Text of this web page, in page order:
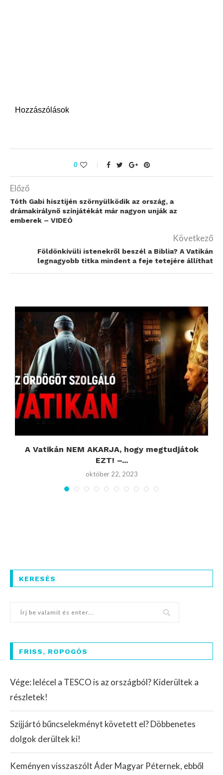
Hozzászólások
0
Előző
Tóth Gabi hisztijén szörnyülködik az ország, a
drámakirálynő színjátékát már nagyon unják az
emberek – VIDEÓ
Következő
Földönkívüli istenekről beszél a Biblia? A Vatikán
legnagyobb titka mindent a feje tetejére állíthat
A Vatikán NEM AKARJA, hogy megtudjátok
EZT! –...
október 22, 2023
KERESÉS
FRISS, ROPOGÓS
Vége: lelécel a TESCO is az országból? Kiderültek a
részletek!
Szijjártó bűncselekményt követett el? Döbbenetes
dolgok derültek ki!
Keményen visszaszólt Áder Magyar Péternek, ebből